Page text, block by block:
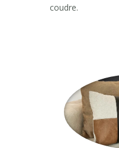
coudre.